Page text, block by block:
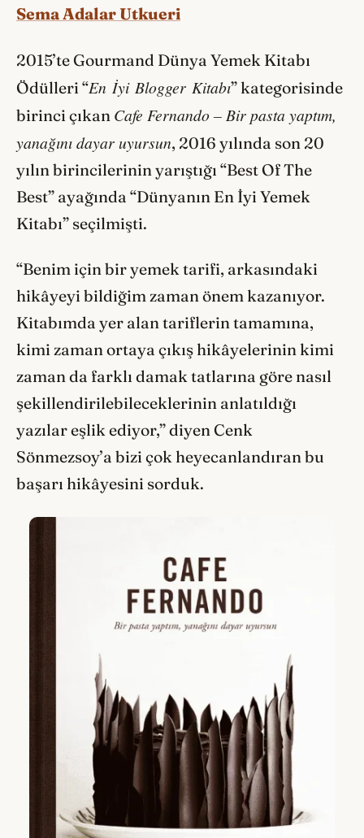
Sema Adalar Utkueri
2015’te Gourmand Dünya Yemek Kitabı
Ödülleri “En İyi Blogger Kitabı” kategorisinde
birinci çıkan Cafe Fernando – Bir pasta yaptım,
yanağını dayar uyursun, 2016 yılında son 20
yılın birincilerinin yarıştığı “Best Of The
Best” ayağında “Dünyanın En İyi Yemek
Kitabı” seçilmişti.
“Benim için bir yemek tarifi, arkasındaki
hikâyeyi bildiğim zaman önem kazanıyor.
Kitabımda yer alan tariflerin tamamına,
kimi zaman ortaya çıkış hikâyelerinin kimi
zaman da farklı damak tatlarına göre nasıl
şekillendirilebileceklerinin anlatıldığı
yazılar eşlik ediyor,” diyen Cenk
Sönmezsoy’a bizi çok heyecanlandıran bu
başarı hikâyesini sorduk.